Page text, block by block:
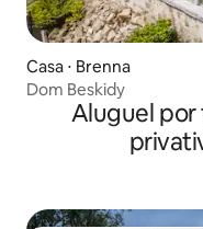
Casa ⋅ Brenna
Dom Beskidy
Aluguel por